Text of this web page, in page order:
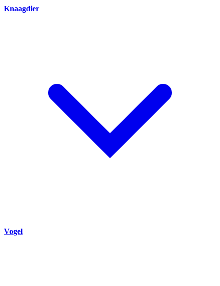
Knaagdier
Vogel